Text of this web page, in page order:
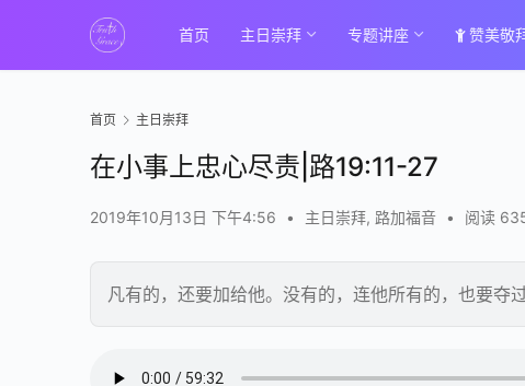
首页 主日崇拜 专题讲座 赞美敬
首页 主日崇拜
在小事上忠心尽责|路19:11-27
2019年10月13日 下午4:56 • 主日崇拜, 路加福音 • 阅读
凡有的，还要加给他。没有的，连他所有的，也要夺过